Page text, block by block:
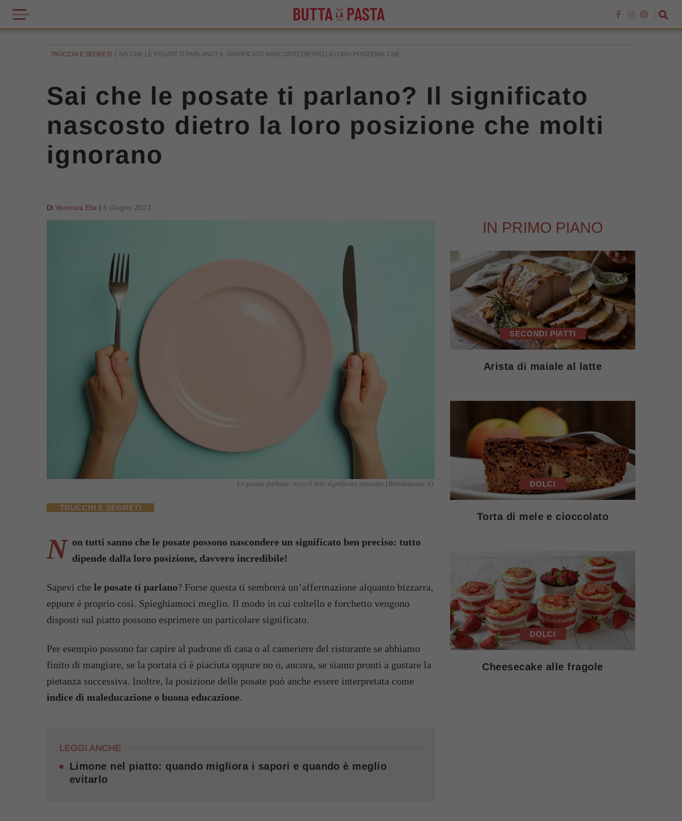
TRUCCHI E SEGRETI SAI CHE LE POSATE TI PARLANO? IL SIGNIFICATO NASCOSTO DIETRO LA LORO POSIZIONE CHE...
Sai che le posate ti parlano? Il significato
nascosto dietro la loro posizione che molti
ignorano
Di Veronica Elia | 5 Giugno 2023
Le posate parlano: ecco il loro significato nascosto (Buttalapasta.it)
TRUCCHI E SEGRETI
N on tutti sanno che le posate possono nascondere un significato ben preciso: tutto
dipende dalla loro posizione, davvero incredibile!
Sapevi che le posate ti parlano? Forse questa ti sembrerà un’affermazione alquanto bizzarra,
eppure è proprio così. Spieghiamoci meglio. Il modo in cui coltello e forchetto vengono
disposti sul piatto possono esprimere un particolare significato.
Per esempio possono far capire al padrone di casa o al cameriere del ristorante se abbiamo
finito di mangiare, se la portata ci è piaciuta oppure no o, ancora, se siamo pronti a gustare la
pietanza successiva. Inoltre, la posizione delle posate può anche essere interpretata come
indice di maleducazione o buona educazione.
LEGGI ANCHE
Limone nel piatto: quando migliora i sapori e quando è meglio
evitarlo
IN PRIMO PIANO
SECONDI PIATTI
Arista di maiale al latte
DOLCI
Torta di mele e cioccolato
DOLCI
Cheesecake alle fragole